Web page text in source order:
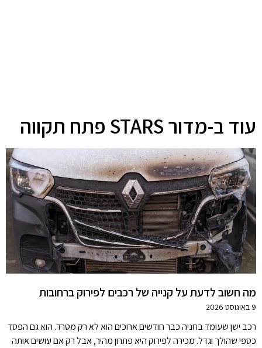
עוד ב-מדור STARS פתח תקווה
מה חשוב לדעת על קנייה של רכבים לפירוק ברחובות
9 באוגוסט 2026
רכב ישן שעומד בחניה כבר חודשים ארוכים הוא לא רק מטרד. הוא גם הפסד
כספי שהולך וגדל. מכירה לפירוק היא פתרון מהיר, אבל רק אם עושים אותה